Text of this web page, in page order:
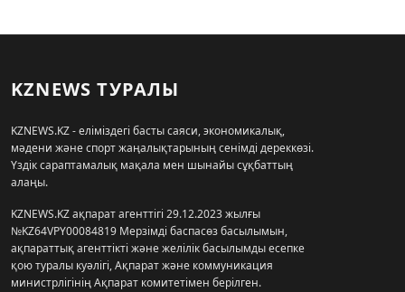
KZNEWS ТУРАЛЫ
KZNEWS.KZ - еліміздегі басты саяси, экономикалық,
мәдени және спорт жаңалықтарының сенімді дереккөзі.
Үздік сараптамалық мақала мен шынайы сұқбаттың
алаңы.
KZNEWS.KZ ақпарат агенттігі 29.12.2023 жылғы
№KZ64VPY00084819 Мерзімді баспасөз басылымын,
ақпараттық агенттікті және желілік басылымды есепке
қою туралы куәлігі, Ақпарат және коммуникация
министрлігінің Ақпарат комитетімен берілген.